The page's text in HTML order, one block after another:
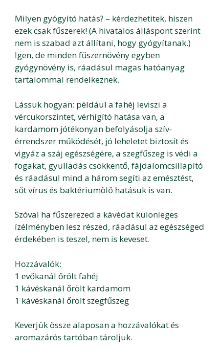
Milyen gyógyító hatás? – kérdezhetitek, hiszen
ezek csak fűszerek! (A hivatalos álláspont szerint
nem is szabad azt állítani, hogy gyógyítanak.)
Igen, de minden fűszernövény egyben
gyógynövény is, ráadásul magas hatóanyag
tartalommal rendelkeznek.
Lássuk hogyan: például a fahéj leviszi a
vércukorszintet, vérhígító hatása van, a
kardamom jótékonyan befolyásolja szív-
érrendszer működését, jó leheletet biztosít és
vigyáz a száj egészségére, a szegfűszeg is védi a
fogakat, gyulladás csökkentő, fájdalomcsillapító
és ráadásul mind a három segíti az emésztést,
sőt vírus és baktériumölő hatásuk is van.
Szóval ha fűszerezed a kávédat különleges
ízélményben lesz részed, ráadásul az egészséged
érdekében is teszel, nem is keveset.
Hozzávalók:
1 evőkanál őrölt fahéj
1 kávéskanál őrölt kardamom
1 kávéskanál őrölt szegfűszeg
Keverjük össze alaposan a hozzávalókat és
aromazárós tartóban tároljuk.